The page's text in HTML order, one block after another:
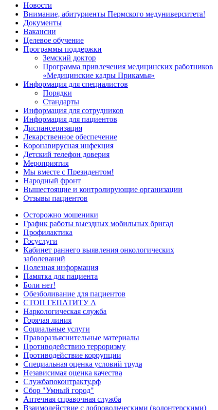
Новости
Внимание, абитуриенты Пермского медуниверситета!
Документы
Вакансии
Целевое обучение
Программы поддержки
Земский доктор
Программа привлечения медицинских работников
«Медицинские кадры Прикамья»
Информация для специалистов
Порядки
Стандарты
Информация для сотрудников
Информация для пациентов
Диспансеризация
Лекарственное обеспечение
Коронавирусная инфекция
Детский телефон доверия
Мероприятия
Мы вместе с Президентом!
Народный фронт
Вышестоящие и контролирующие организации
Отзывы пациентов
Осторожно мошеники
График работы выездных мобильных бригад
Профилактика
Госуслуги
Кабинет раннего выявления онкологических
заболеваний
Полезная информация
Памятка для пациента
Боли нет!
Обезболивание для пациентов
СТОП ГЕПАТИТУ А
Наркологическая служба
Горячая линия
Социальные услуги
Праворазъяснительные материалы
Противодействию терроризму
Противодействие коррупции
Специальная оценка условий труда
Независимая оценка качества
Службапоконтракту.рф
Сбор "Умный город"
Аптечная справочная служба
Взаимодействие с добровольческими (волонтерскими)